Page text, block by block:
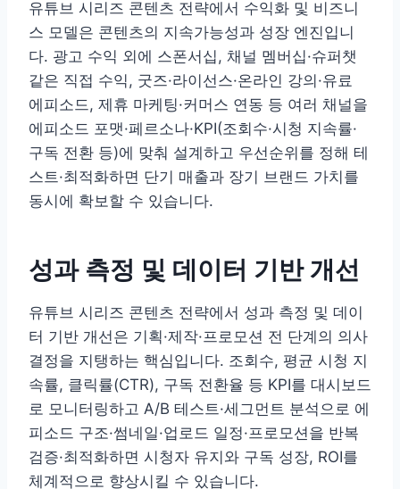
유튜브 시리즈 콘텐츠 전략에서 수익화 및 비즈니
스 모델은 콘텐츠의 지속가능성과 성장 엔진입니
다. 광고 수익 외에 스폰서십, 채널 멤버십·슈퍼챗
같은 직접 수익, 굿즈·라이선스·온라인 강의·유료
에피소드, 제휴 마케팅·커머스 연동 등 여러 채널을
에피소드 포맷·페르소나·KPI(조회수·시청 지속률·
구독 전환 등)에 맞춰 설계하고 우선순위를 정해 테
스트·최적화하면 단기 매출과 장기 브랜드 가치를
동시에 확보할 수 있습니다.
성과 측정 및 데이터 기반 개선
유튜브 시리즈 콘텐츠 전략에서 성과 측정 및 데이
터 기반 개선은 기획·제작·프로모션 전 단계의 의사
결정을 지탱하는 핵심입니다. 조회수, 평균 시청 지
속률, 클릭률(CTR), 구독 전환율 등 KPI를 대시보드
로 모니터링하고 A/B 테스트·세그먼트 분석으로 에
피소드 구조·썸네일·업로드 일정·프로모션을 반복
검증·최적화하면 시청자 유지와 구독 성장, ROI를
체계적으로 향상시킬 수 있습니다.